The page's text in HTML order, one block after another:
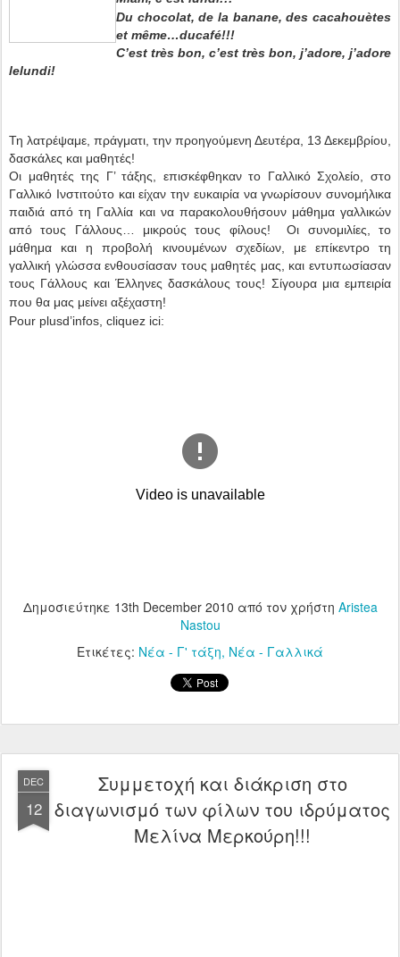
Du chocolat, de la banane, des cacahouètes
et même…ducafé!!!
C’est très bon, c’est très bon, j’adore, j’adore
lelundi!
Τη λατρέψαμε, πράγματι, την προηγούμενη Δευτέρα, 13 Δεκεμβρίου,
δασκάλες και μαθητές!
Οι μαθητές της Γ’ τάξης, επισκέφθηκαν το Γαλλικό Σχολείο, στο
Γαλλικό Ινστιτούτο και είχαν την ευκαιρία να γνωρίσουν συνομήλικα
παιδιά από τη Γαλλία και να παρακολουθήσουν μάθημα γαλλικών
από τους Γάλλους… μικρούς τους φίλους! Οι συνομιλίες, το
μάθημα και η προβολή κινουμένων σχεδίων, με επίκεντρο τη
γαλλική γλώσσα ενθουσίασαν τους μαθητές μας, και εντυπωσίασαν
τους Γάλλους και Έλληνες δασκάλους τους! Σίγουρα μια εμπειρία
που θα μας μείνει αξέχαστη!
Pour plusd’infos, cliquez ici:
Δημοσιεύτηκε 13th December 2010 από τον χρήστη Aristea
Nastou
Ετικέτες: Νέα - Γ' τάξη Νέα - Γαλλικά
DEC
12
Συμμετοχή και διάκριση στο
διαγωνισμό των φίλων του ιδρύματος
Μελίνα Μερκούρη!!!